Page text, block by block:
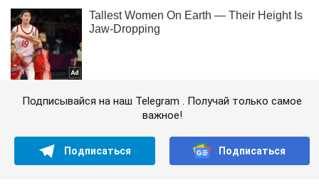
Подписывайся на наш Telegram . Получай только самое
важное!
Подписаться Подписаться